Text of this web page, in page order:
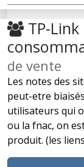
TP-Link
de vente
Les notes des
peut-etre
utilisateurs qui
ou la fnac, on
produit. (les